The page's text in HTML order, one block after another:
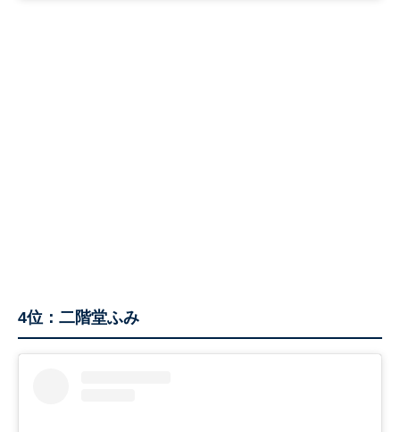
4位：二階堂ふみ